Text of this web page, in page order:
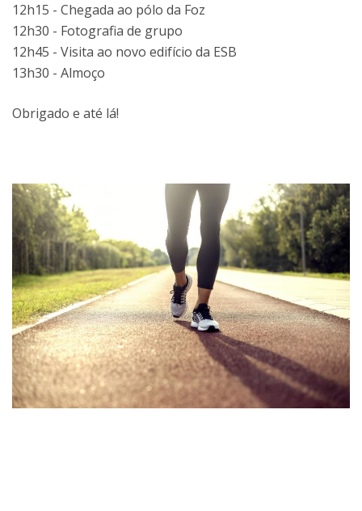
12h15 - Chegada ao pólo da Foz
12h30 - Fotografia de grupo
12h45 - Visita ao novo edifício da ESB
13h30 - Almoço
Obrigado e até lá!